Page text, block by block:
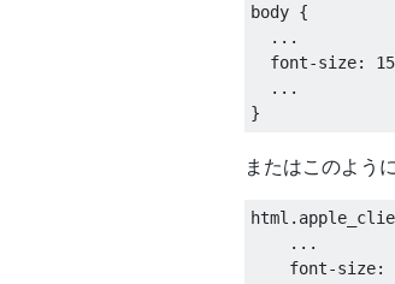
body {
  ...
font-size:
  ...
またはこのよう
    ...
font-size: